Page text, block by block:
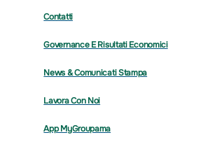
Contatti
Governance E Risultati Economici
News & Comunicati Stampa
Lavora Con Noi
App MyGroupama